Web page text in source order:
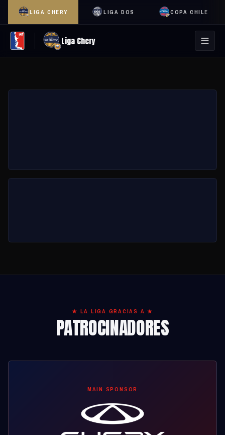
LIGA CHERY LIGA DOS COPA CHILE
Liga Chery
★ LA LIGA GRACIAS A ★
PATROCINADORES
MAIN SPONSOR